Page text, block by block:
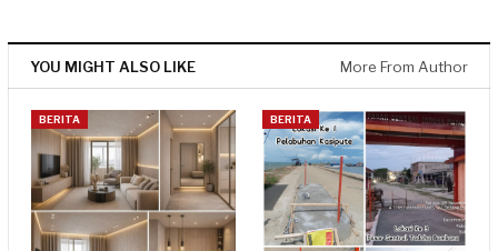
YOU MIGHT ALSO LIKE More From Author
BERITA BERITA